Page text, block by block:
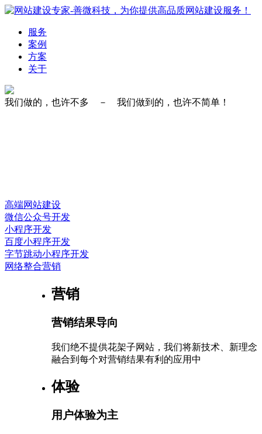
服务
案例
方案
关于
我们做的，也许不多 － 我们做到的，也许不简单！
高端网站建设
微信公众号开发
小程序开发
百度小程序开发
字节跳动小程序开发
网络整合营销
营销
营销结果导向
我们绝不提供花架子网站，我们将新技术、新理念
融合到每个对营销结果有利的应用中
体验
用户体验为主